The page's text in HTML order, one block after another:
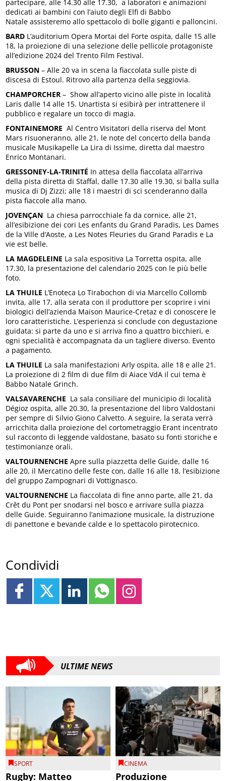
partecipare, alle 14.30 alle 17.30, a laboratori e animazioni
dedicati ai bambini con l’aiuto degli Elfi di Babbo
Natale assisteremo allo spettacolo di bolle giganti e palloncini.
BARD L’auditorium Opera Mortai del Forte ospita, dalle 15 alle
18, la proiezione di una selezione delle pellicole protagoniste
all’edizione 2024 del Trento Film Festival.
BRUSSON – Alle 20 va in scena la fiaccolata sulle piste di
discesa di Estoul. Ritrovo alla partenza della seggiovia.
CHAMPORCHER – Show all’aperto vicino alle piste in località
Laris dalle 14 alle 15. Unartista si esibirà per intrattenere il
pubblico e regalare un tocco di magia.
FONTAINEMOREAl Centro Visitatori della riserva del Mont
Mars risuoneranno, alle 21, le note del concerto della banda
musicale Musikapelle La Lira di Issime, diretta dal maestro
Enrico Montanari.
GRESSONEY-LA-TRINITÉ In attesa della fiaccolata all’arriva
della pista diretta di Staffal, dalle 17.30 alle 19.30, si balla sulla
musica di Dj Zizzi; alle 18 i maestri di sci scenderanno dalla
pista fiaccole alla mano.
JOVENÇAN La chiesa parrocchiale fa da cornice, alle 21,
all’esibizione dei cori Les enfants du Grand Paradis, Les Dames
de la Ville d’Aoste, a Les Notes Fleuries du Grand Paradis e La
vie est belle.
LA MAGDELEINE La sala espositiva La Torretta ospita, alle
17.30, la presentazione del calendario 2025 con le più belle
foto.
LA THUILE L’Enoteca Lo Tirabochon di via Marcello Collomb
invita, alle 17, alla serata con il produttore per scoprire i vini
biologici dell’azienda Maison Maurice-Cretaz e di conoscere le
loro caratteristiche. L’esperienza si conclude con degustazione
guidata: si parte da uno e si arriva fino a quattro bicchieri, e
ogni specialità è accompagnata da un tagliere diverso. Evento
a pagamento.
LA THUILE La sala manifestazioni Arly ospita, alle 18 e alle 21.
La proiezione di 2 film di due film di Aiace VdA il cui tema è
Babbo Natale Grinch.
VALSAVARENCHE La sala consiliare del municipio di località
Dégioz ospita, alle 20.30, la presentazione del libro Valdostani
per sempre di Silvio Giono Calvetto. A seguire, la serata verrà
arricchita dalla proiezione del cortometraggio Erant incentrato
sul racconto di leggende valdostane, basato su fonti storiche e
testimonianze orali.
VALTOURNENCHE Apre sulla piazzetta delle Guide, dalle 16
alle 20, il Mercatino delle feste con, dalle 16 alle 18, l’esibizione
del gruppo Zampognari di Vottignasco.
VALTOURNENCHE La fiaccolata di fine anno parte, alle 21, da
Crêt du Pont per snodarsi nel bosco e arrivare sulla piazza
delle Guide. Seguiranno l’animazione musicale, la distruzione
di panettone e bevande calde e lo spettacolo pirotecnico.
Condividi
ULTIME NEWS
SPORT
Rugby: Matteo
CINEMA
Produzione